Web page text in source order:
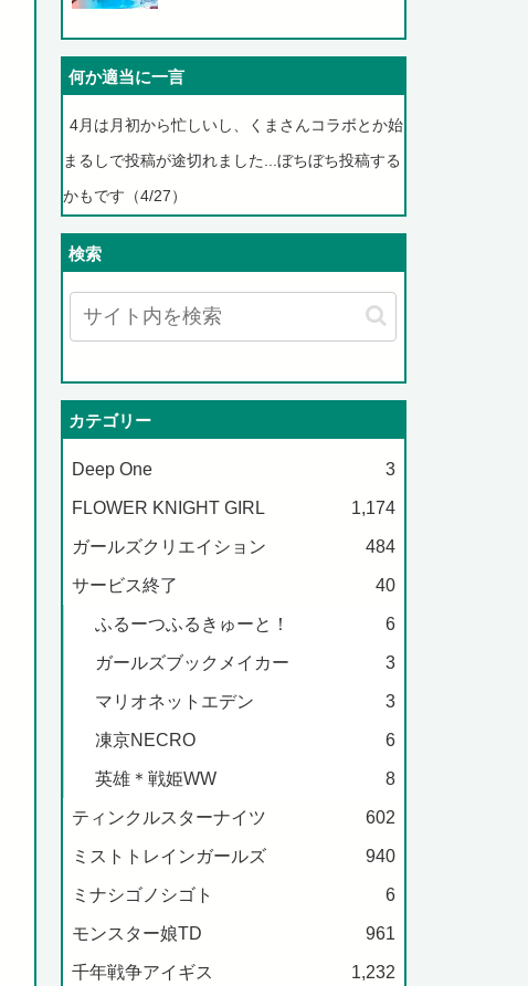
何か適当に一言
4月は月初から忙しいし、くまさんコラボとか始
まるしで投稿が途切れました...ぼちぼち投稿する
かもです（4/27）
検索
カテゴリー
Deep One 3
FLOWER KNIGHT GIRL 1,174
ガールズクリエイション 484
サービス終了 40
ふるーつふるきゅーと！ 6
ガールズブックメイカー 3
マリオネットエデン 3
凍京NECRO 6
英雄＊戦姫WW 8
ティンクルスターナイツ 602
ミストトレインガールズ 940
ミナシゴノシゴト 6
モンスター娘TD 961
千年戦争アイギス 1,232